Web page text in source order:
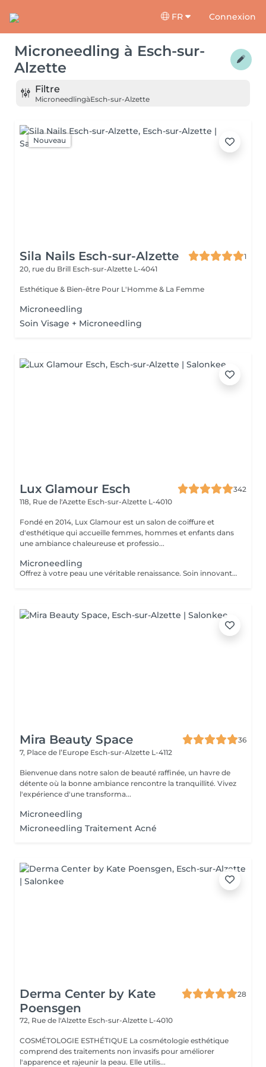
FR Connexion
Microneedling à Esch-sur-
Alzette
Filtre
MicroneedlingàEsch-sur-Alzette
Nouveau
Sila Nails Esch-sur-Alzette
1
20, rue du Brill Esch-sur-Alzette L-4041
Esthétique & Bien-être Pour L'Homme & La Femme
Microneedling
Soin Visage + Microneedling
Lux Glamour Esch
342
118, Rue de l'Azette Esch-sur-Alzette L-4010
Fondé en 2014, Lux Glamour est un salon de coiffure et
d'esthétique qui accueille femmes, hommes et enfants dans
une ambiance chaleureuse et professio...
Microneedling
Offrez à votre peau une véritable renaissance. Soin innovant utilisant de fines micro-aiguilles pour stimuler le collagène et le renouvellement de la peau. Il améliore la texture, ravive l'éclat du teint et aide à corriger les imperfections pour une peau visiblement plus belle et revitalisée.
Mira Beauty Space
36
7, Place de l’Europe Esch-sur-Alzette L-4112
Bienvenue dans notre salon de beauté raffinée, un havre de
détente où la bonne ambiance rencontre la tranquillité. Vivez
l'expérience d'une transforma...
Microneedling
Microneedling Traitement Acné
Derma Center by Kate
Poensgen
28
72, Rue de l'Alzette Esch-sur-Alzette L-4010
COSMÉTOLOGIE ESTHÉTIQUE La cosmétologie esthétique
comprend des traitements non invasifs pour améliorer
l'apparence et rajeunir la peau. Elle utilis...